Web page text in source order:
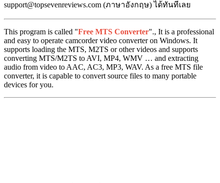
support@topsevenreviews.com (ภาษาอังกฤษ) ได้ทันทีเลย
This program is called "Free MTS Converter"., It is a professional
and easy to operate camcorder video converter on Windows. It
supports loading the MTS, M2TS or other videos and supports
converting MTS/M2TS to AVI, MP4, WMV … and extracting
audio from video to AAC, AC3, MP3, WAV. As a free MTS file
converter, it is capable to convert source files to many portable
devices for you.